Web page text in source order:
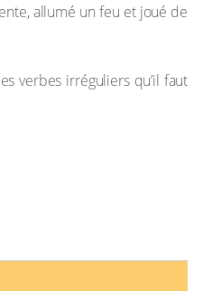
allumé un feu et joué de
verbes irréguliers qu’il faut